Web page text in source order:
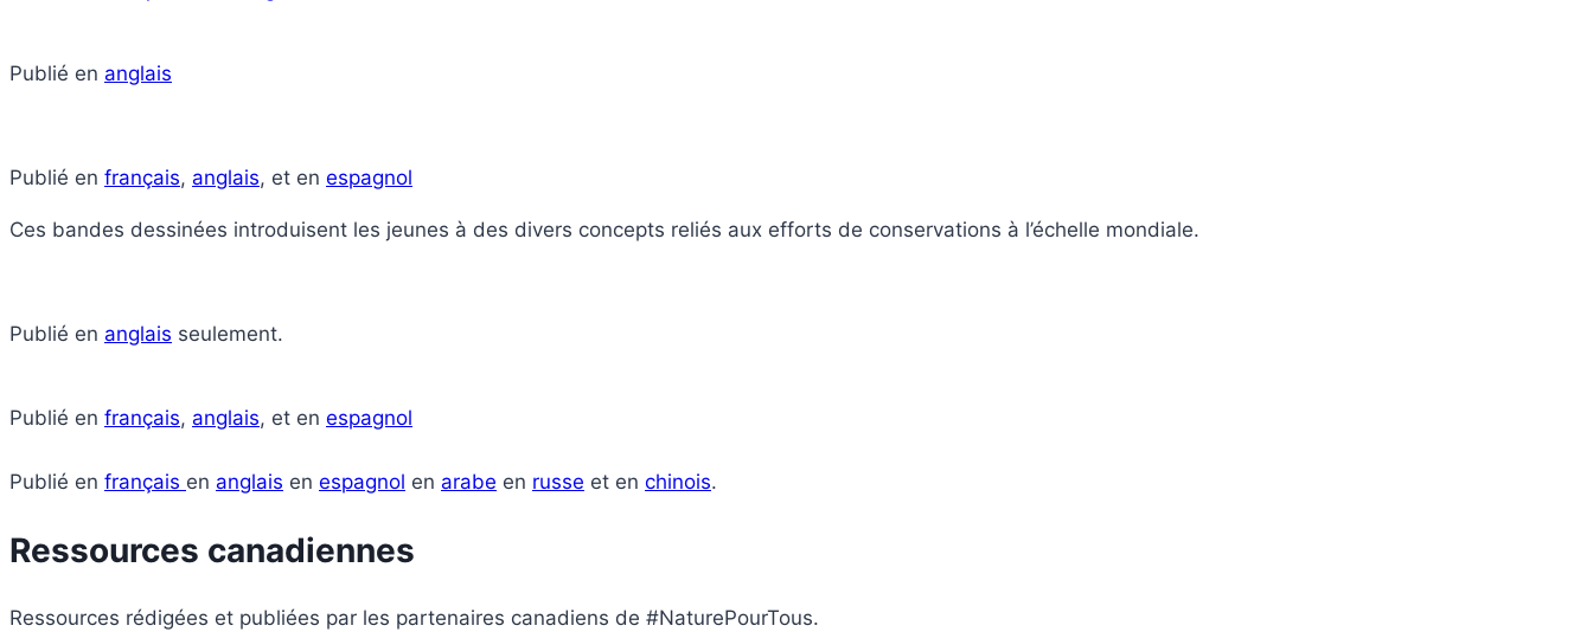
Publié en anglais
Publié en français, anglais, et en espagnol
Ces bandes dessinées introduisent les jeunes à des divers concepts reliés aux efforts de conservations à l’échelle mondiale.
Publié en anglais seulement.
Publié en français, anglais, et en espagnol
Publié en français en anglais en espagnol en arabe en russe et en chinois.
Ressources canadiennes
Ressources rédigées et publiées par les partenaires canadiens de #NaturePourTous.